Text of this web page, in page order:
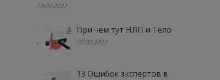
13.07.2022
При чем тут НЛП и Тело
07.02.2022
13 Ошибок экспертов в